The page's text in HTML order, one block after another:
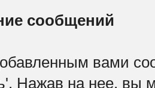
сообщений
вами
Нажав на нее, вы